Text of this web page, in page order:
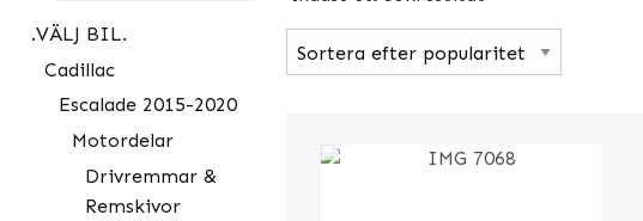
.VÄLJ BIL.
Cadillac
Escalade 2015-2020
Motordelar
Drivremmar &
Remskivor